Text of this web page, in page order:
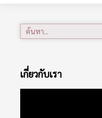
เกี่ยวกับเรา